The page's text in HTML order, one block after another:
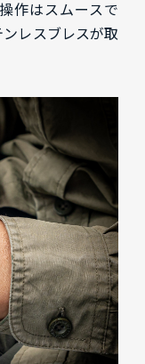
作はスムースで
レスブレスが取